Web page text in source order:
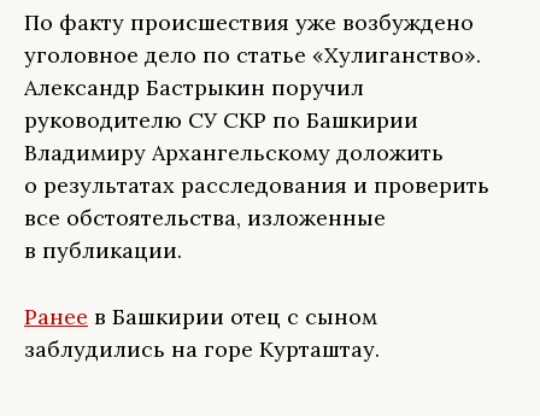
По факту происшествия уже возбуждено
уголовное дело по статье «Хулиганство».
Александр Бастрыкин поручил
руководителю СУ СКР по Башкирии
Владимиру Архангельскому доложить
о результатах расследования и проверить
все обстоятельства, изложенные
в публикации.
Ранее в Башкирии отец с сыном
заблудились на горе Курташтау.